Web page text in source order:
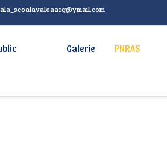
Galerie PNRAS